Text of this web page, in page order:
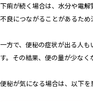
下痢が続く場合は、水分や電
不良につながることがあるため
一方で、便秘の症状が出る人
す。その結果、便の量が少な
便秘が気になる場合は、以下を